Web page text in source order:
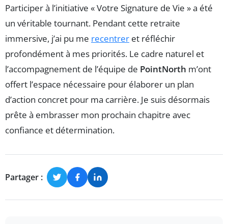
Participer à l’initiative « Votre Signature de Vie » a été
un véritable tournant. Pendant cette retraite
immersive, j’ai pu me recentrer et réfléchir
profondément à mes priorités. Le cadre naturel et
l’accompagnement de l’équipe de PointNorth m’ont
offert l’espace nécessaire pour élaborer un plan
d’action concret pour ma carrière. Je suis désormais
prête à embrasser mon prochain chapitre avec
confiance et détermination.
Partager :